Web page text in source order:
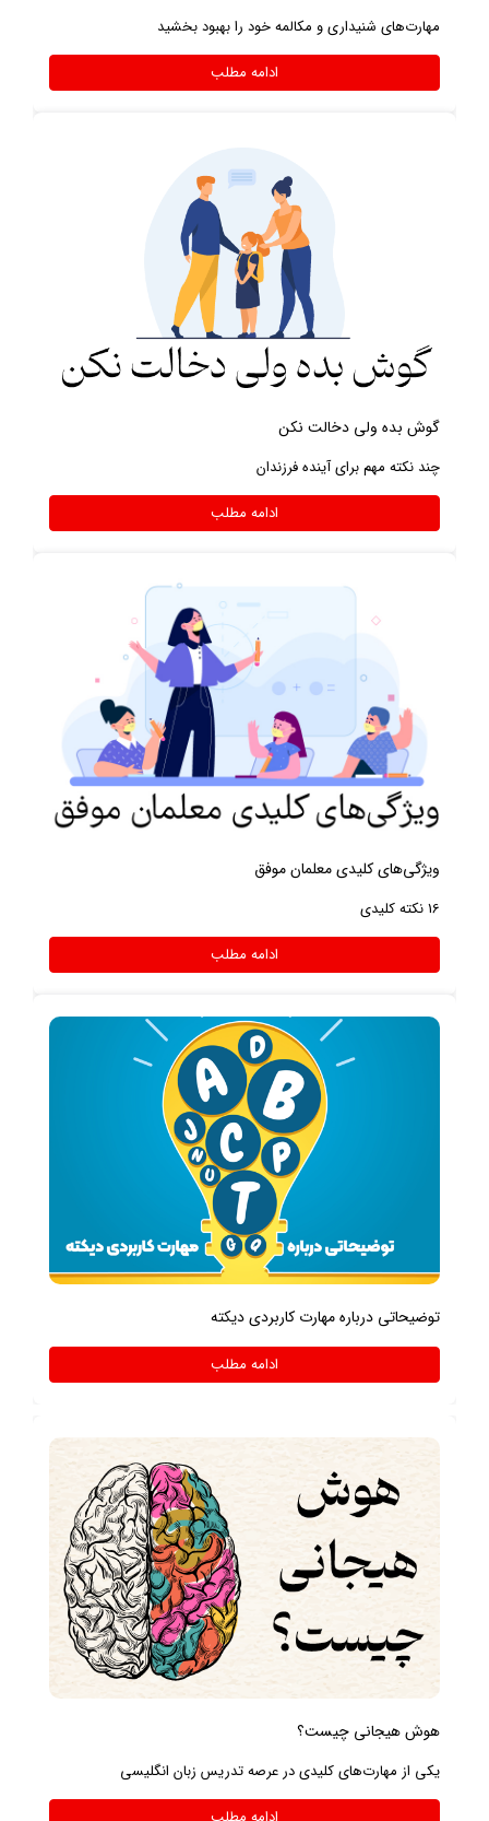
مهارت‌های شنیداری و مکالمه خود را بهبود بخشید
ادامه مطلب
گوش بده ولی دخالت نکن
چند نکته مهم برای آینده فرزندان
ادامه مطلب
ویژگی‌های کلیدی معلمان موفق
16 نکته کلیدی
ادامه مطلب
توضیحاتی درباره مهارت کاربردی دیکته
ادامه مطلب
هوش هیجانی چیست؟
یکی از مهارت‌های کلیدی در عرصه تدریس زبان انگلیسی